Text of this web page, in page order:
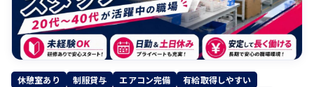
休憩室あり 制服貸与 エアコン完備
有給取得しやすい